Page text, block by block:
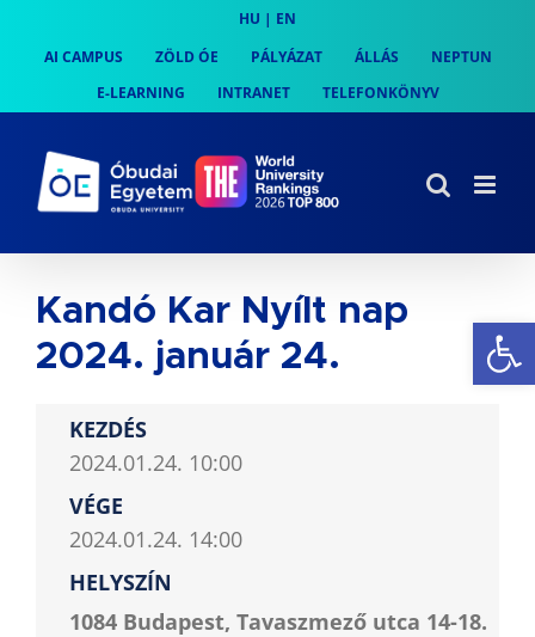
content
HU | EN
AI CAMPUS
ZÖLD ÓE PÁLYÁZAT ÁLLÁS
NEPTUN
E-LEARNING
INTRANET TELEFONKÖNYV
Kandó Kar Nyílt nap
2024. január 24.
KEZDÉS
2024.01.24. 10:00
VÉGE
2024.01.24. 14:00
HELYSZÍN
1084 Budapest, Tavaszmező utca 14-18.